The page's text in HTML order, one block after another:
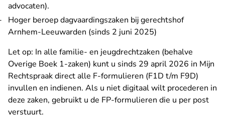
advocaten).
Hoger beroep dagvaardingszaken bij gerechtshof
Arnhem-Leeuwarden (sinds 2 juni 2025)
Let op: In alle familie- en jeugdrechtzaken (behalve
Overige Boek 1-zaken) kunt u sinds 29 april 2026 in Mijn
Rechtspraak direct alle F-formulieren (F1D t/m F9D)
invullen en indienen. Als u niet digitaal wilt procederen in
deze zaken, gebruikt u de FP-formulieren die u per post
verstuurt.